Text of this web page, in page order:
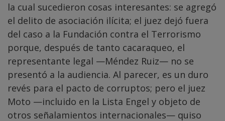
la cual sucedieron cosas interesantes: se agregó
el delito de asociación ilícita; el juez dejó fuera
del caso a la Fundación contra el Terrorismo
porque, después de tanto cacaraqueo, el
representante legal —Méndez Ruiz— no se
presentó a la audiencia. Al parecer, es un duro
revés para el pacto de corruptos; pero el juez
Moto —incluido en la Lista Engel y objeto de
otros señalamientos internacionales— quiso